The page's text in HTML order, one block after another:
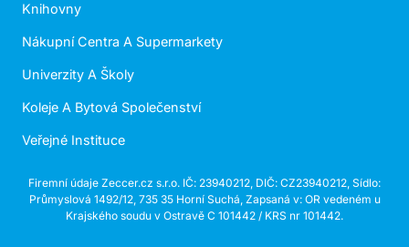
Knihovny
Nákupní Centra A Supermarkety
Univerzity A Školy
Koleje A Bytová Společenství
Veřejné Instituce
Firemní údaje Zeccer.cz s.r.o. IČ: 23940212, DIČ: CZ23940212, Sídlo:
Průmyslová 1492/12, 735 35 Horní Suchá, Zapsaná v: OR vedeném u
Krajského soudu v Ostravě C 101442 / KRS nr 101442.